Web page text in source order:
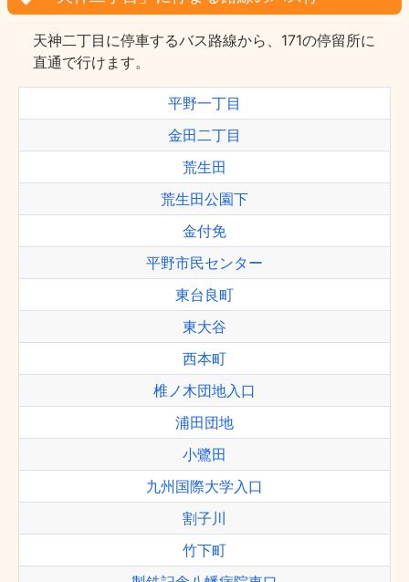
天神二丁目に停車するバス路線から、171の停留所に
直通で行けます。
平野一丁目
金田二丁目
荒生田
荒生田公園下
金付免
平野市民センター
東台良町
東大谷
西本町
椎ノ木団地入口
浦田団地
小鷺田
九州国際大学入口
割子川
竹下町